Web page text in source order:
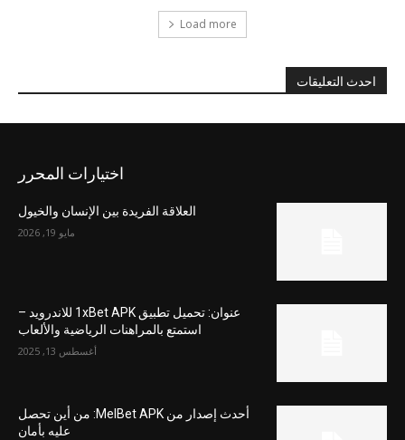
Load more
احدث التعليقات
اختيارات المحرر
العلاقة الفريدة بين الإنسان والخيول
مايو 19, 2026
عنوان: تحميل تطبيق 1xBet APK للاندرويد –
استمتع بالمراهنات الرياضية والألعاب
أغسطس 13, 2025
أحدث إصدار من MelBet APK: من أين تحصل
عليه بأمان